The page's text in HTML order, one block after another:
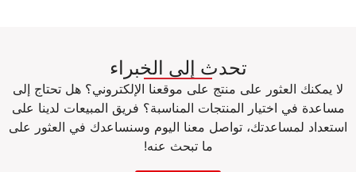
تحدث إلى الخبراء
لا يمكنك العثور على منتج على موقعنا الإلكتروني؟ هل تحتاج إلى
مساعدة في اختيار المنتجات المناسبة؟ فريق المبيعات لدينا على
استعداد لمساعدتك، تواصل معنا اليوم وسنساعدك في العثور على
ما تبحث عنه!